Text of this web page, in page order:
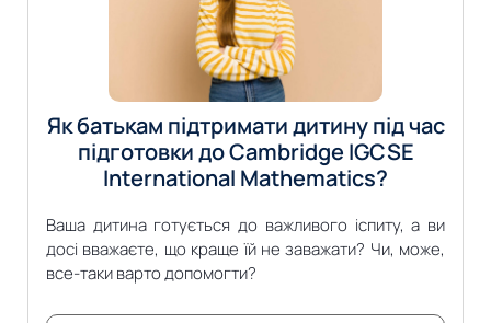
Як батькам підтримати дитину під час
підготовки до Cambridge IGCSE
International Mathematics?
Ваша дитина готується до важливого іспиту, а ви
досі вважаєте, що краще їй не заважати? Чи, може,
все-таки варто допомогти?